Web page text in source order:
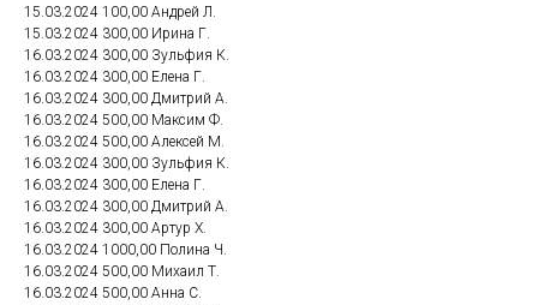
15.03.2024 100,00 Андрей Л.
15.03.2024 300,00 Ирина Г.
16.03.2024 300,00 Зульфия К.
16.03.2024 300,00 Елена Г.
16.03.2024 300,00 Дмитрий А.
16.03.2024 500,00 Максим Ф.
16.03.2024 500,00 Алексей М.
16.03.2024 300,00 Зульфия К.
16.03.2024 300,00 Елена Г.
16.03.2024 300,00 Дмитрий А.
16.03.2024 300,00 Артур Х.
16.03.2024 1000,00 Полина Ч.
16.03.2024 500,00 Михаил Т.
16.03.2024 500,00 Анна С.